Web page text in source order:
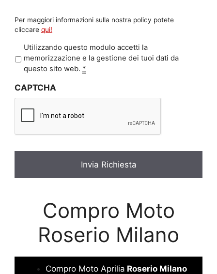
Per maggiori informazioni sulla nostra policy potete
cliccare qui!
r
a
c
*
Utilizzando questo modulo accetti la
memorizzazione e la gestione dei tuoi dati da
questo sito web. *
CAPTCHA
Compro Moto
Roserio Milano
Compro Moto Aprilia Roserio Milano